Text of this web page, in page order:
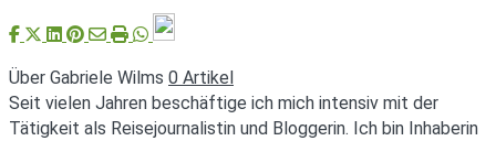
Über Gabriele Wilms 0 Artikel
Seit vielen Jahren beschäftige ich mich intensiv mit der
Tätigkeit als Reisejournalistin und Bloggerin. Ich bin Inhaberin